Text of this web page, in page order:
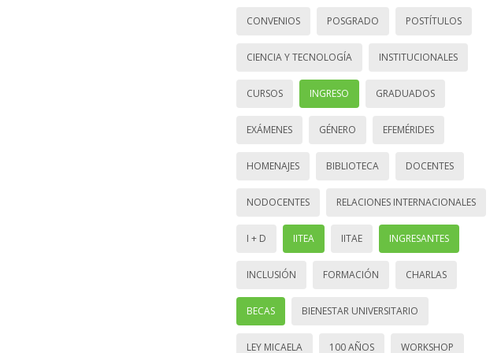
CONVENIOS POSGRADO POSTÍTULOS
CIENCIA Y TECNOLOGÍA INSTITUCIONALES
CURSOS INGRESO GRADUADOS
EXÁMENES GÉNERO EFEMÉRIDES
HOMENAJES BIBLIOTECA DOCENTES
NODOCENTES RELACIONES INTERNACIONALES
I + D IITEA IITAE INGRESANTES
INCLUSIÓN FORMACIÓN CHARLAS
BECAS BIENESTAR UNIVERSITARIO
LEY MICAELA 100 AÑOS WORKSHOP